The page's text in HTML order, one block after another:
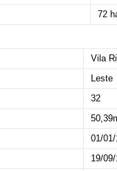
72
Vila
Leste
32
01/
19/